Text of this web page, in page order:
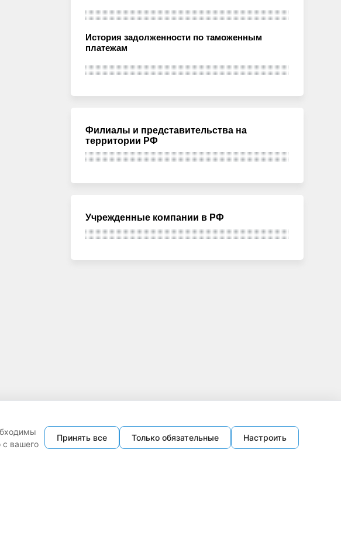
История задолженности по таможенным
платежам
Филиалы и представительства на
территории РФ
Учрежденные компании в РФ
с вашего
Принять все Только обязательные Настроить